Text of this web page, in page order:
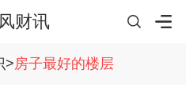
风财讯
>房子最好的楼层